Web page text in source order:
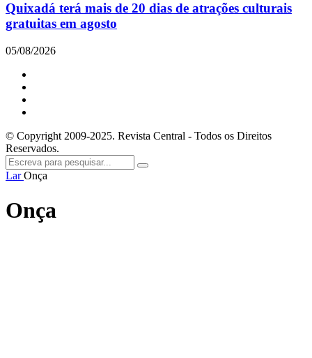
Quixadá terá mais de 20 dias de atrações culturais
gratuitas em agosto
05/08/2026
© Copyright 2009-2025. Revista Central - Todos os Direitos
Reservados.
LarOnça
Onça